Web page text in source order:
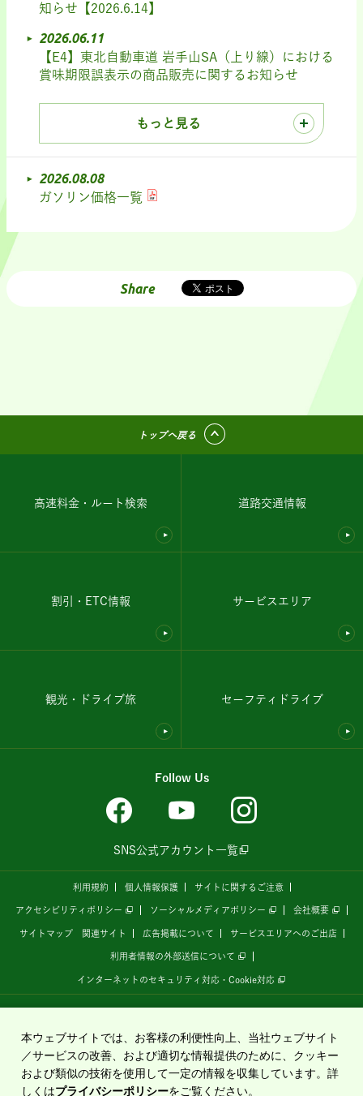
知らせ【2026.6.14】
2026.06.11
【E4】東北自動車道 岩手山SA（上り線）における
賞味期限誤表示の商品販売に関するお知らせ
もっと見る
2026.08.08
ガソリン価格一覧
Share
トップへ戻る
高速料金・ルート検索 道路交通情報
割引・ETC情報 サービスエリア
観光・ドライブ旅 セーフティドライブ
Follow Us
SNS公式アカウント一覧
利用規約 個人情報保護 サイトに関するご注意
アクセシビリティポリシー ソーシャルメディアポリシー 会社概要
サイトマップ 関連サイト 広告掲載について サービスエリアへのご出店
利用者情報の外部送信について
インターネットのセキュリティ対応・Cookie対応
運営しています。
Copyright©2020 East Nippon Expressway Company Limited
All Rights Reserved.
本ウェブサイトでは、お客様の利便性向上、当社ウェブサイト
／サービスの改善、および適切な情報提供のために、クッキー
および類似の技術を使用して一定の情報を収集しています。詳
しくはプライバシーポリシーをご覧ください。